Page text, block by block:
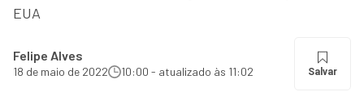
EUA
Felipe Alves
18 de maio de 2022 10:00 - atualizado às 11:02 Salvar